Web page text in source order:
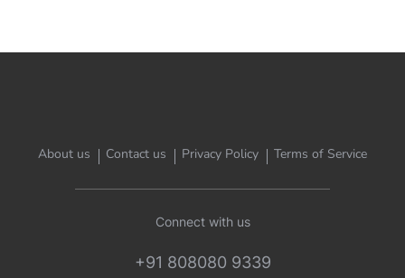
About us Contact us Privacy Policy Terms of Service
Connect with us
+91 808080 9339